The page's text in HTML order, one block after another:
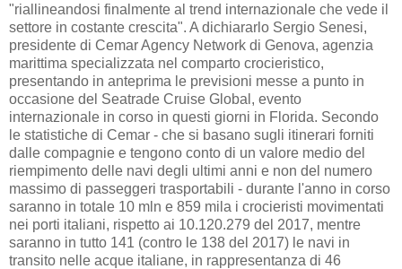
"riallineandosi finalmente al trend internazionale che vede il
settore in costante crescita". A dichiararlo Sergio Senesi,
presidente di Cemar Agency Network di Genova, agenzia
marittima specializzata nel comparto crocieristico,
presentando in anteprima le previsioni messe a punto in
occasione del Seatrade Cruise Global, evento
internazionale in corso in questi giorni in Florida. Secondo
le statistiche di Cemar - che si basano sugli itinerari forniti
dalle compagnie e tengono conto di un valore medio del
riempimento delle navi degli ultimi anni e non del numero
massimo di passeggeri trasportabili - durante l'anno in corso
saranno in totale 10 mln e 859 mila i crocieristi movimentati
nei porti italiani, rispetto ai 10.120.279 del 2017, mentre
saranno in tutto 141 (contro le 138 del 2017) le navi in
transito nelle acque italiane, in rappresentanza di 46